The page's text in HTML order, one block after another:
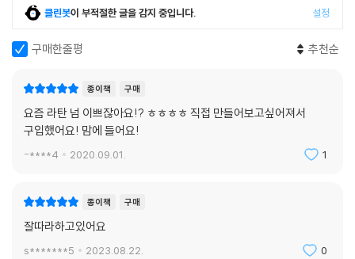
클린봇이 부적절한 글을 감지 중입니다. 설정
구매한줄평 추천순
종이책 구매
요즘 라탄 넘 이쁘잖아요!? ㅎㅎㅎㅎ 직접 만들어보고싶어져서
구입했어요! 맘에 들어요!
-****4 2020.09.01. 1
종이책 구매
잘따라하고있어요
s*******5 2023.08.22. 0